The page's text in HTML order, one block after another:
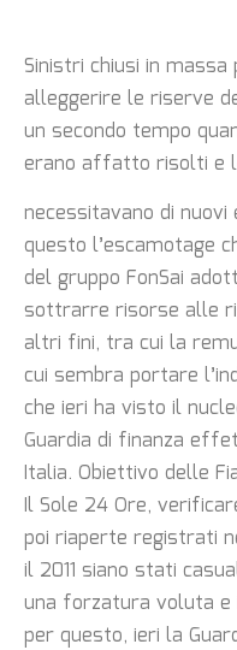
Sinistri chiusi in
alleggerire le riserve
un secondo tempo
erano affatto risolti e
necessitavano di
questo l’escamotage
del gruppo FonSai
sottrarre risorse alle
altri fini, tra cui la
cui sembra portare
che ieri ha visto il
Guardia di finanza
Italia. Obiettivo delle
Il Sole 24 Ore,
poi riaperte registrati
il 2011 siano stati
una forzatura voluta e
per questo, ieri la